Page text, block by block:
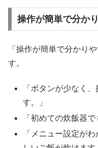
操作が簡単で分か
「操作が簡単で分かり
す。
「ボタンが少なく
す。」
「初めての炊飯器
「メニュー設定が